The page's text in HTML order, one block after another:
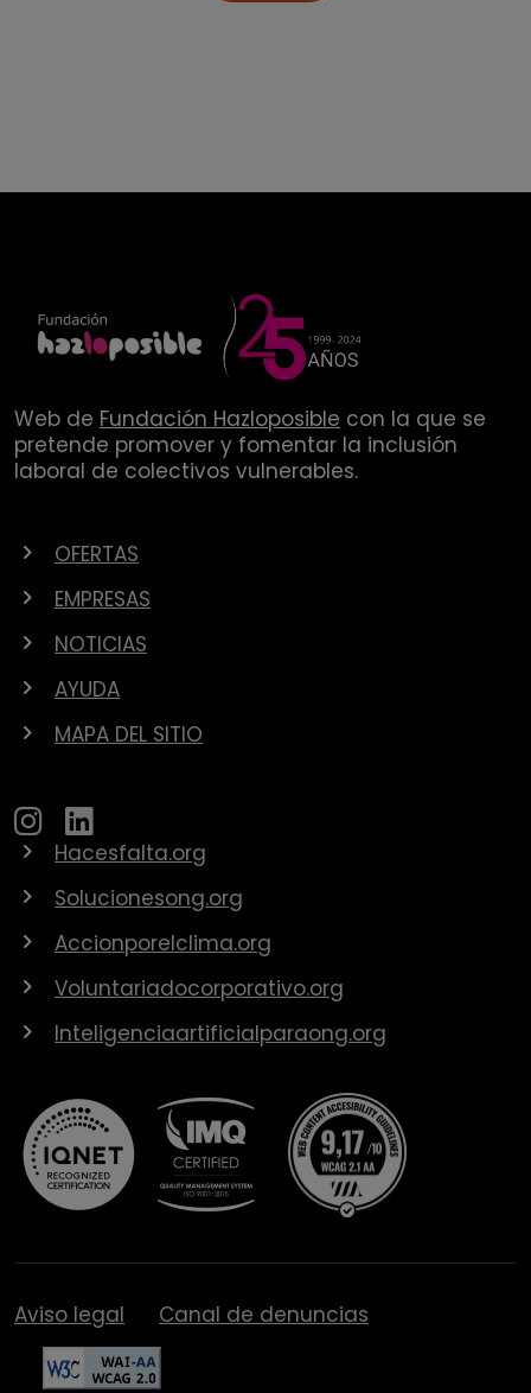
Web de Fundación Hazloposible con la que se
pretende promover y fomentar la inclusión
laboral de colectivos vulnerables.
OFERTAS
EMPRESAS
NOTICIAS
AYUDA
MAPA DEL SITIO
Hacesfalta.org
Solucionesong.org
Accionporelclima.org
Voluntariadocorporativo.org
Inteligenciaartificialparaong.org
Aviso legal Canal de denuncias